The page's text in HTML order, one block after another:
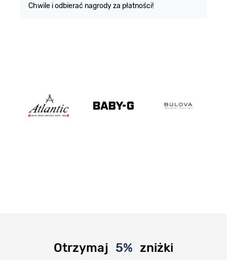
Chwile i odbierać nagrody za płatności!
Otrzymaj 5% zniżki